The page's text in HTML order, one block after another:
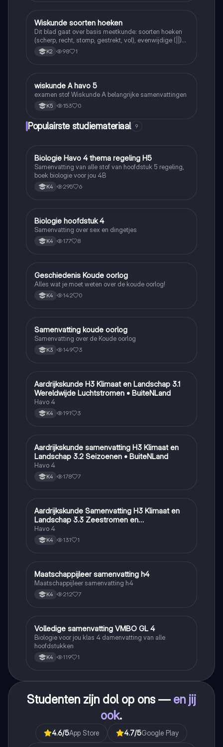
Wiskunde
Wiskunde soorten hoeken
Dit blad gaat over basis meetkunde: soorten hoeken
(scherp, recht, stomp, gestrekt, vol), evenwijdige (||)
en loodrechte (⊥) lijnen, en de symbolen =, <, >.
K2 98 1
Wiskunde
wiskunde A havo 5
examen stof Wiskunde A belangrijke samenvattingen
K5 153 0
Populairste studiemateriaal 9
Biologie
Biologie Havo 4 thema regeling H5
Samenvatting van alle stof van hoofdstuk 5 regeling,
boek biologie voor jou 4B
K4 295 6
Biologie
Biologie hoofdstuk 4
Samenvatting over sex en dingetjes
K4 177 8
Geschiedenis
Geschiedenis Koude oorlog
Alles wat je moet weten over de koude oorlog!
K4 142 0
Geschiedenis
Samenvatting koude oorlog
Samenvatting over de Koude oorlog
K3 149 3
Aardrijkskunde
Aardrijkskunde H3 Klimaat en Landschap 3.1
Wereldwijde Luchtstromen • BuiteNLand
Havo 4
K4 191 3
Aardrijkskunde
Aardrijkskunde samenvatting H3 Klimaat en
Landschap 3.2 Seizoenen • BuiteNLand
Havo 4
K4 178 7
Aardrijkskunde
Aardrijkskunde Samenvatting H3 Klimaat en
Landschap 3.3 Zeestromen en
Klimaatgebieden • BuiteNLand
Havo 4
K4 131 1
Maatschappijleer
Maatschappijleer samenvatting h4
Maatschappijleer samenvatting h4
K4 212 7
Biologie
Volledige samenvatting VMBO GL 4
Biologie voor jou klas 4 damenvatting van alle
hoofdstukken
K4 119 1
Studenten zijn dol op ons — en jij
ook.
4.6/5App Store 4.7/5Google Play